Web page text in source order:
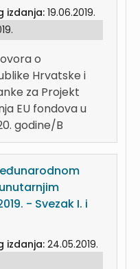
izdanja: 19.06.2019.
o
Hrvatske i
za Projekt
EU fondova u
godine/B
- Svezak I. i
izdanja: 24.05.2019.